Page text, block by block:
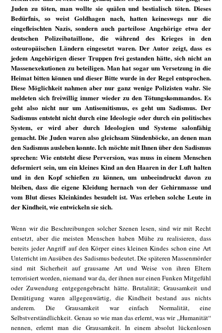
Juden zu töten, man wollte sie quälen und bestialisch töten. Dieses
Bedürfnis, so weist Goldhagen nach, hatten keineswegs nur die
eingefleischten Nazis, sondern auch parteilose Angehörige etwa der
deutschen Polizeibataillone, die während des Krieges in den
osteuropäischen Ländern eingesetzt waren. Der Autor zeigt, dass es
jedem Angehörigen dieser Truppen frei gestanden hätte, sich nicht an
Massenexekutionen zu beteiligen. Man hat sogar um Versetzung in die
Heimat bitten können und dieser Bitte wurde in der Regel entsprochen.
Diese Möglichkeit nahmen aber nur ganz wenige Polizisten wahr. Sie
meldeten sich freiwillig immer wieder zu den Tötungskommandos. Es
geht also nicht nur um Antisemitismus, es geht um Sadismus. Der
Sadismus entsteht nicht durch eine Ideologie oder durch ein politisches
System, er wird aber durch Ideologien und Systeme salonfähig
gemacht. Die Juden waren also gleichsam Sündenböcke, an denen man
den Sadismus ausleben konnte. Ich möchte mit Ihnen über den Sadismus
sprechen: Wie entsteht diese Perversion, was muss in einem Menschen
deformiert sein, um ein kleines Kind an den Haaren in der Luft halten
und in den Kopf schießen zu können, um unbeeindruckt davon zu
bleiben, dass die eigene Kleidung hernach von der Gehirnmasse und
vom Blut dieses Kleinkindes besudelt ist. Was erleben solche Leute in
der Kindheit, wie entwickeln sie sich.
Wenn wir die Beschreibungen solcher Szenen lesen, sind wir mit Recht
entsetzt, aber die meisten Menschen haben Mühe zu realisieren, dass
bereits jeder Angriff auf den Körper eines kleinen Kindes schon eine Art
Unterricht im Ausüben des Sadismus bedeutet. Die späteren Massenmörder
sind mit Sicherheit auf grausame Art und Weise von ihren Eltern
terrorisiert worden, niemand war da, der ihnen nur einen Funken Mitgefühl
oder Zuwendung entgegengebracht hätte. Brutalität; Grausamkeit und
Demütigung waren allgegenwärtig, die Kindheit bestand aus nichts
anderem. Die Grausamkeit war einfach Normalität, eine
Selbstverständlichkeit. Genau so wie man das erlernt, was wir „Humanität“
nennen, erlernt man die Grausamkeit. In einem absolut lückenlosen